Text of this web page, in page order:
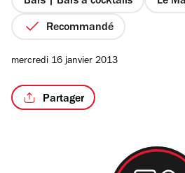
Recommandé
mercredi 16 janvier 2013
Partager